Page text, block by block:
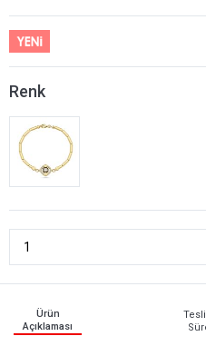
Renk
Ürün
Açıklaması